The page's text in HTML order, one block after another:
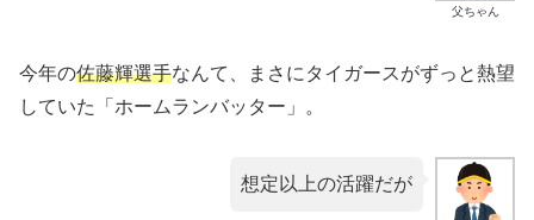
父ちゃん
今年の佐藤輝選手なんて、まさにタイガースがずっと熱望
していた「ホームランバッター」。
想定以上の活躍だが